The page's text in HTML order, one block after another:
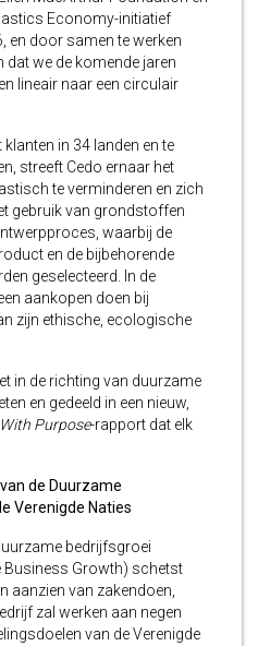
Economy-initiatief
en door samen te werken
dat we de komende jaren
lineair naar een circulair
in 34 landen en te
streeft Cedo ernaar het
te verminderen en zich
gebruik van grondstoffen
waarbij de
en de bijbehorende
geselecteerd. In de
aankopen doen bij
zijn ethische, ecologische
in de richting van duurzame
en gedeeld in een nieuw,
Purpose-rapport dat elk
de Duurzame
Verenigde Naties
bedrijfsgroei
Growth) schetst
aanzien van zakendoen,
zal werken aan negen
van de Verenigde